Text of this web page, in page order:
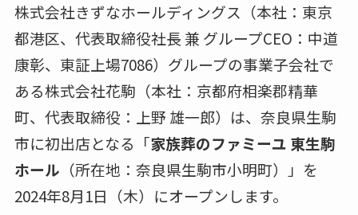
株式会社きずなホールディングス（本社：東京
都港区、代表取締役社長 兼 グループCEO：中道
康彰、東証上場7086）グループの事業子会社で
ある株式会社花駒（本社：京都府相楽郡精華
町、代表取締役：上野 雄一郎）は、奈良県生駒
市に初出店となる「家族葬のファミーユ 東生駒
ホール （所在地：奈良県生駒市小明町）」を
2024年8月1日（木）にオープンします。